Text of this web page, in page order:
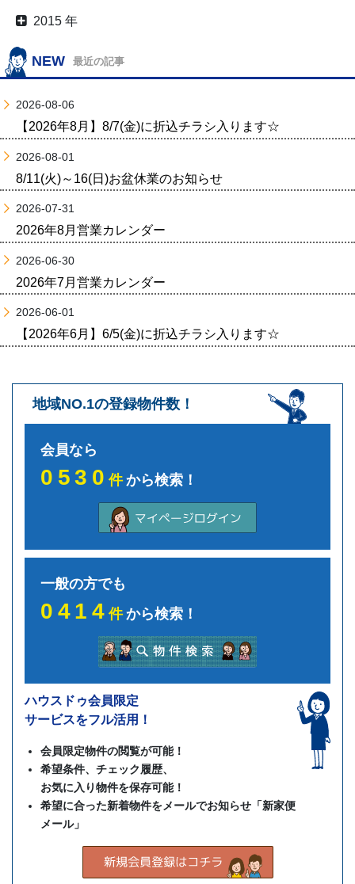
2015 年
NEW 最近の記事
2026-08-06
【2026年8月】8/7(金)に折込チラシ入ります☆
2026-08-01
8/11(火)～16(日)お盆休業のお知らせ
2026-07-31
2026年8月営業カレンダー
2026-06-30
2026年7月営業カレンダー
2026-06-01
【2026年6月】6/5(金)に折込チラシ入ります☆
地域NO.1の登録物件数！
会員なら
0530件から検索！
一般の方でも
0414件から検索！
ハウスドゥ会員限定
サービスをフル活用！
会員限定物件の閲覧が可能！
希望条件、チェック履歴、
お気に入り物件を保存可能！
希望に合った新着物件をメールでお知らせ「新家便
メール」